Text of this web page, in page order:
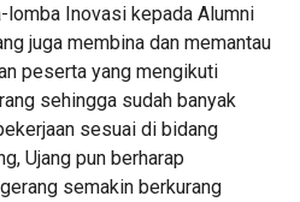
lomba Inovasi kepada Alumni
juga membina dan memantau
peserta yang mengikuti
sehingga sudah banyak
sesuai di bidang
Ujang pun berharap
semakin berkurang